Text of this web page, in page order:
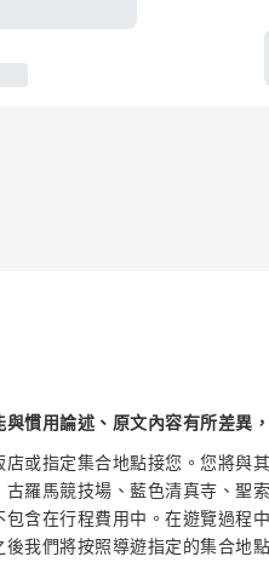
慣用論述、原文內容有所差異
或指定集合地點接您。您將與
羅馬競技場、藍色清真寺、聖
含在行程費用中。在遊覽過程
我們將按照導遊指定的集合地